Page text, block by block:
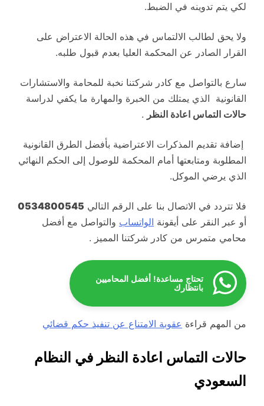
لكي يتم تدوينه في الضبط.
ولا يحق لطالب الالتماس في هذه الحالة الاعتراض على
القرار الصادر عن المحكمة العليا بعدم قبول طلبه.
سارع بالتواصل مع كادر شركتنا نخبة للمحامة والاستشارات
القانونية الذي يمتلك من الخبرة والمهارة ما يكفي لدراسة
حالات التماس اعادة النظر .
إضافة تقديم المذكرات الاعتراضية بأفضل الطرق القانونية
المطلوبة ومتابعتها أمام المحكمة للوصول إلى الحكم النهائي
الذي يرضي الموكل.
فلا تتردد في الاتصال بنا على الرقم التالي 0534800545
أو عبر النقر على أيقونة الواتساب والتواصل مع أفضل
محامي متمرس من كادر شركتنا المميز .
تحتاج مساعدة! أفضل المحاميين
بانتظارك
من المهم قراءة عقوبة الامتناع عن تنفيذ حكم قضائي
حالات التماس اعادة النظر في النظام
السعودي